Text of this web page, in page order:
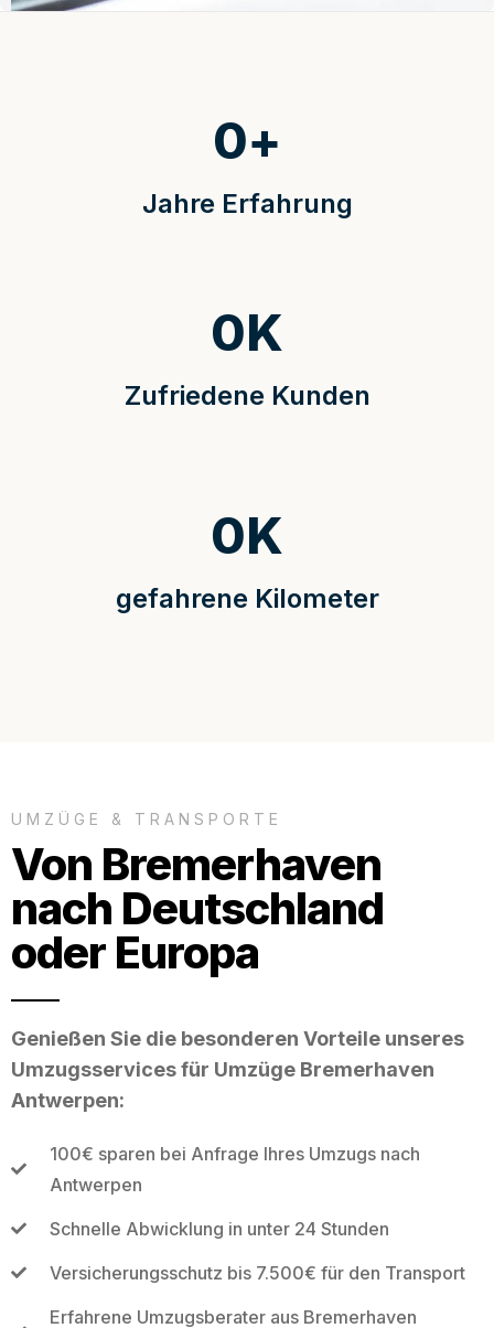
Jahre Erfahrung
0+
Zufriedene Kunden
0K
gefahrene Kilometer
0K
UMZÜGE & TRANSPORTE
Von Bremerhaven
nach Deutschland
oder Europa
Genießen Sie die besonderen Vorteile unseres
Umzugsservices für Umzüge Bremerhaven
Antwerpen:
100€ sparen bei Anfrage Ihres Umzugs nach
Antwerpen
Schnelle Abwicklung in unter 24 Stunden
Versicherungsschutz bis 7.500€ für den Transport
Erfahrene Umzugsberater aus Bremerhaven